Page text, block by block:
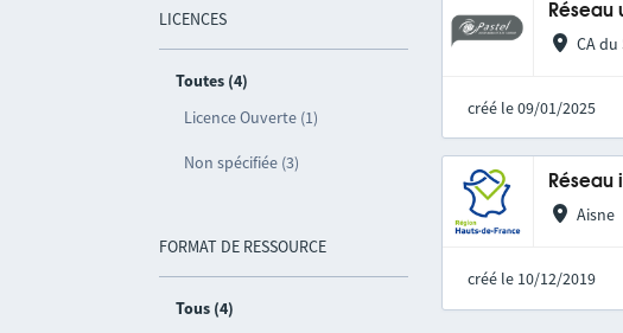
LICENCES
Toutes (4)
Licence Ouverte (1)
Non spécifiée (3)
FORMAT DE RESSOURCE
Tous (4)
Réseau
CA
créé le 09/01/2025
Réseau
Aisne
créé le 10/12/2019